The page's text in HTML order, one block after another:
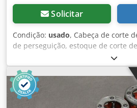
Solicitar
Condição: usado, Cabeça de corte
de perseguição, estoque de corte
corte de rosca, cortador de rosca
1/4 - 1 polegada -Dimensões: 550/
Dcedpfx Aod Scp Ujlfjk